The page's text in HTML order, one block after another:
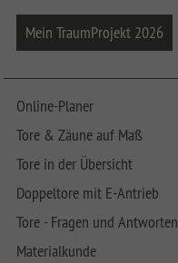
Mein TraumProjekt 2026
Online-Planer
Tore & Zäune auf Maß
Tore in der Übersicht
Doppeltore mit E-Antrieb
Tore - Fragen und Antworten
Materialkunde